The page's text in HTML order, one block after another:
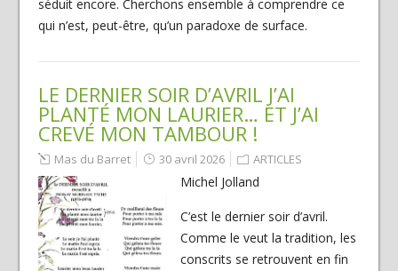
séduit encore. Cherchons ensemble à comprendre ce
qui n’est, peut-être, qu’un paradoxe de surface.
LE DERNIER SOIR D’AVRIL J’AI
PLANTÉ MON LAURIER… ET J’AI
CREVÉ MON TAMBOUR !
Mas du Barret 30 avril 2026 ARTICLES
Michel Jolland
C’est le dernier soir d’avril.
Comme le veut la tradition, les
conscrits se retrouvent en fin